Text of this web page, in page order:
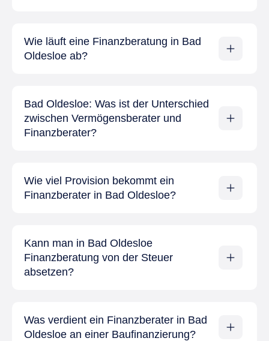
Wie läuft eine Finanzberatung in Bad
Oldesloe ab?
Bad Oldesloe: Was ist der Unterschied
zwischen Vermögensberater und
Finanzberater?
Wie viel Provision bekommt ein
Finanzberater in Bad Oldesloe?
Kann man in Bad Oldesloe
Finanzberatung von der Steuer
absetzen?
Was verdient ein Finanzberater in Bad
Oldesloe an einer Baufinanzierung?